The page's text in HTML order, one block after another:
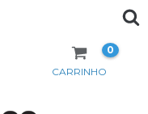
CARRINHO
0